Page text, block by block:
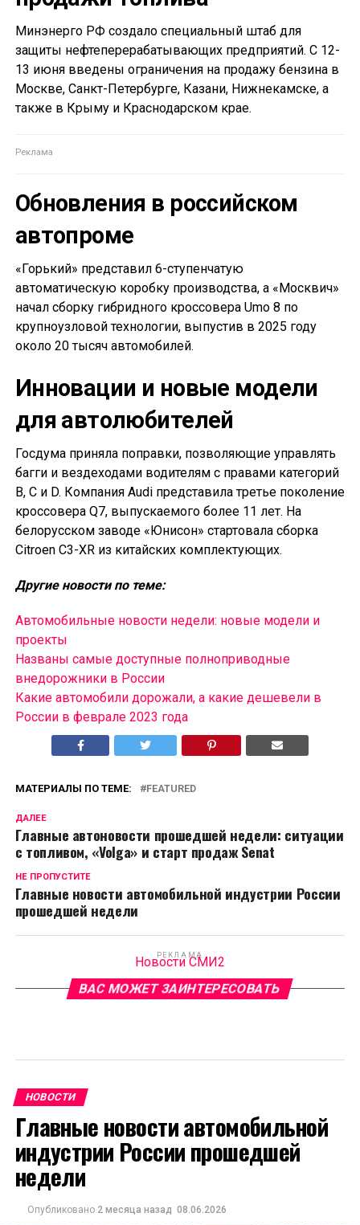
Минэнерго РФ создало специальный штаб для
защиты нефтеперерабатывающих предприятий. С 12-
13 июня введены ограничения на продажу бензина в
Москве, Санкт-Петербурге, Казани, Нижнекамске, а
также в Крыму и Краснодарском крае.
Обновления в российском
автопроме
«Горький» представил 6-ступенчатую
автоматическую коробку производства, а «Москвич»
начал сборку гибридного кроссовера Umo 8 по
крупноузловой технологии, выпустив в 2025 году
около 20 тысяч автомобилей.
Инновации и новые модели
для автолюбителей
Госдума приняла поправки, позволяющие управлять
багги и вездеходами водителям с правами категорий
B, C и D. Компания Audi представила третье поколение
кроссовера Q7, выпускаемого более 11 лет. На
белорусском заводе «Юнисон» стартовала сборка
Citroen C3-XR из китайских комплектующих.
Другие новости по теме:
Автомобильные новости недели: новые модели и
проекты
Названы самые доступные полноприводные
внедорожники в России
Какие автомобили дорожали, а какие дешевели в
России в феврале 2023 года
МАТЕРИАЛЫ ПО ТЕМЕ: FEATURED
ДАЛЕЕ
Главные автоновости прошедшей недели: ситуации
с топливом, «Volga» и старт продаж Senat
НЕ ПРОПУСТИТЕ
Главные новости автомобильной индустрии России
прошедшей недели
РЕКЛАМА
Новости СМИ2
ВАС МОЖЕТ ЗАИНТЕРЕСОВАТЬ
НОВОСТИ
Главные новости автомобильной
индустрии России прошедшей
недели
Опубликовано 2 месяца назад 08.06.2026